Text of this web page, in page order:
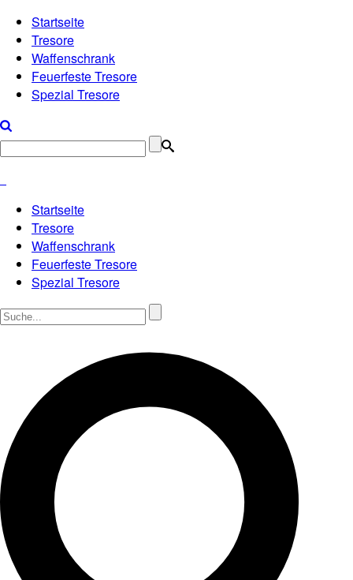
Startseite
Tresore
Waffenschrank
Feuerfeste Tresore
Spezial Tresore
Startseite
Tresore
Waffenschrank
Feuerfeste Tresore
Spezial Tresore